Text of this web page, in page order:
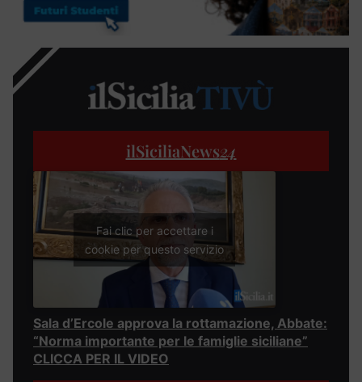
ilSiciliaNews24
Fai clic per accettare i
cookie per questo servizio
Sala d’Ercole approva la rottamazione, Abbate:
“Norma importante per le famiglie siciliane”
CLICCA PER IL VIDEO